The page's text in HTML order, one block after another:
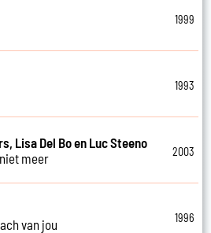
1999
1993
Lisa Del Bo en Luc Steeno
meer
2003
van jou
1996